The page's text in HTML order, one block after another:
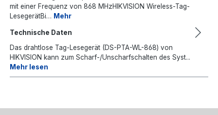
mit einer Frequenz von 868 MHzHIKVISION Wireless-Tag-
LesegerätBi… Mehr
Technische Daten
Das drahtlose Tag-Lesegerät (DS-PTA-WL-868) von
HIKVISION kann zum Scharf-/Unscharfschalten des Syst...
Mehr lesen